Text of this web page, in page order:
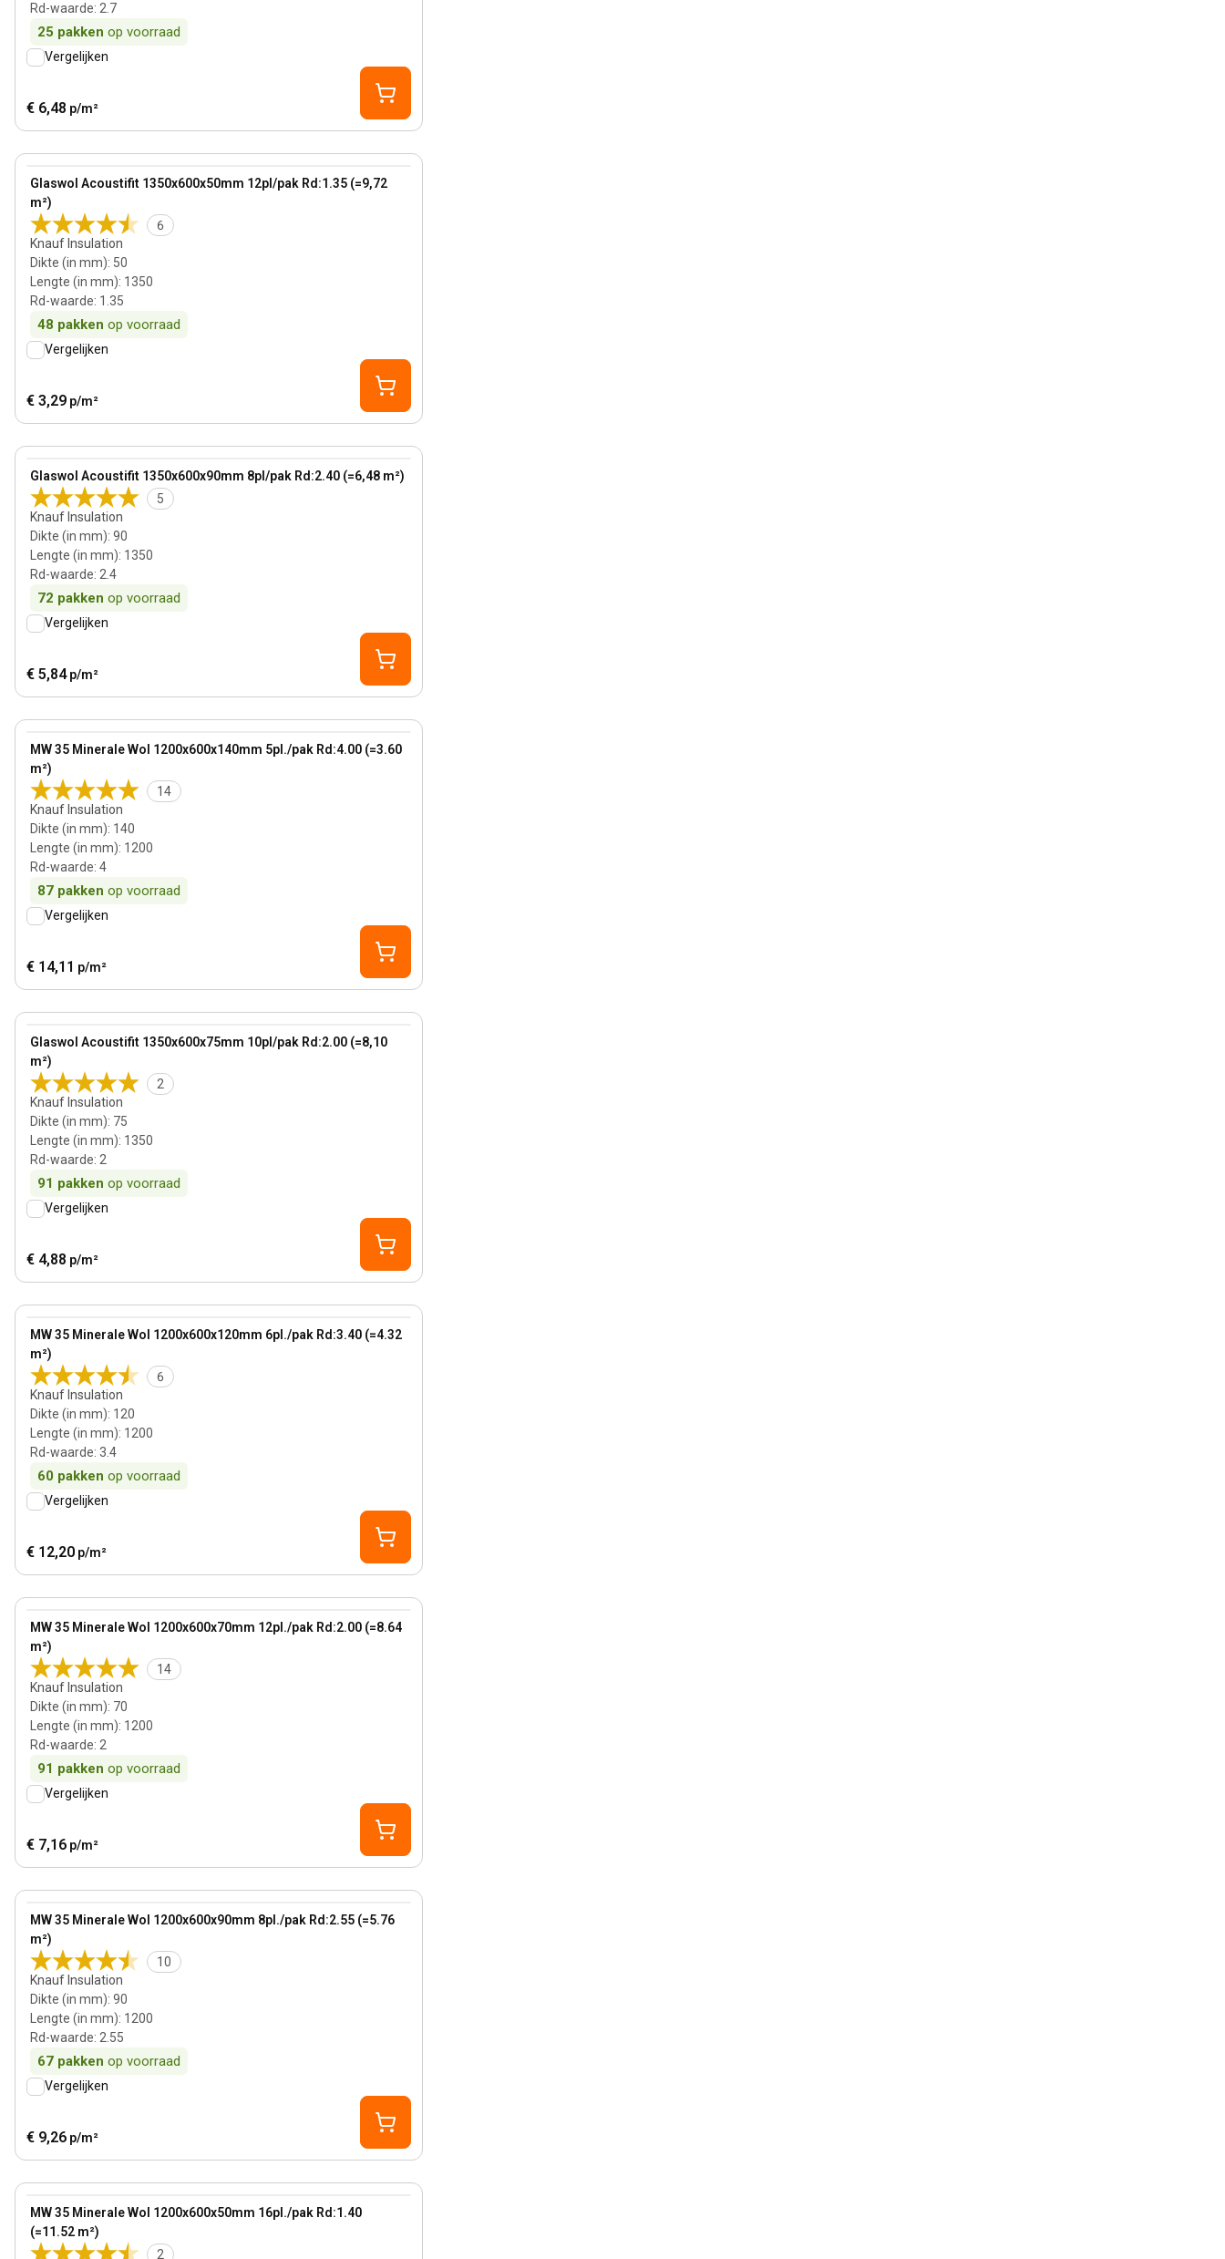
Rd-waarde: 2.7
25 pakken op voorraad
Vergelijken
€ 6,48 p/m²
Glaswol Acoustifit 1350x600x50mm 12pl/pak Rd:1.35 (=9,72
m²)
6
Knauf Insulation
Dikte (in mm): 50
Lengte (in mm): 1350
Rd-waarde: 1.35
48 pakken op voorraad
View product
Vergelijken
€ 3,29 p/m²
Glaswol Acoustifit 1350x600x90mm 8pl/pak Rd:2.40 (=6,48 m²)
5
Knauf Insulation
Dikte (in mm): 90
Lengte (in mm): 1350
Rd-waarde: 2.4
72 pakken op voorraad
View product
Vergelijken
€ 5,84 p/m²
MW 35 Minerale Wol 1200x600x140mm 5pl./pak Rd:4.00 (=3.60
m²)
14
Knauf Insulation
Dikte (in mm): 140
Lengte (in mm): 1200
Rd-waarde: 4
87 pakken op voorraad
View product
Vergelijken
€ 14,11 p/m²
Glaswol Acoustifit 1350x600x75mm 10pl/pak Rd:2.00 (=8,10
m²)
2
Knauf Insulation
Dikte (in mm): 75
Lengte (in mm): 1350
Rd-waarde: 2
91 pakken op voorraad
View product
Vergelijken
€ 4,88 p/m²
MW 35 Minerale Wol 1200x600x120mm 6pl./pak Rd:3.40 (=4.32
m²)
6
Knauf Insulation
Dikte (in mm): 120
Lengte (in mm): 1200
Rd-waarde: 3.4
60 pakken op voorraad
View product
Vergelijken
€ 12,20 p/m²
Bestseller
MW 35 Minerale Wol 1200x600x70mm 12pl./pak Rd:2.00 (=8.64
m²)
14
Knauf Insulation
Dikte (in mm): 70
Lengte (in mm): 1200
Rd-waarde: 2
91 pakken op voorraad
View product
Vergelijken
€ 7,16 p/m²
MW 35 Minerale Wol 1200x600x90mm 8pl./pak Rd:2.55 (=5.76
m²)
10
Knauf Insulation
Dikte (in mm): 90
Lengte (in mm): 1200
Rd-waarde: 2.55
67 pakken op voorraad
View product
Vergelijken
€ 9,26 p/m²
MW 35 Minerale Wol 1200x600x50mm 16pl./pak Rd:1.40
(=11.52 m²)
2
View product